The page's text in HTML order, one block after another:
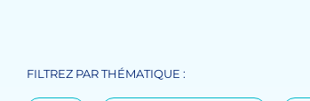
FILTREZ PAR THÉMATIQUE :